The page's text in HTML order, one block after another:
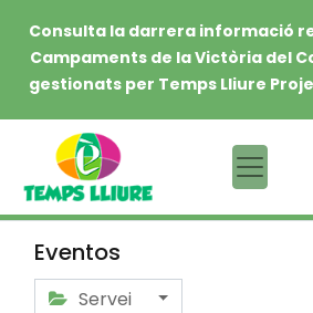
Consulta la darrera informació
Campaments de la Victòria del
gestionats per Temps Lliure
Eventos
Servei